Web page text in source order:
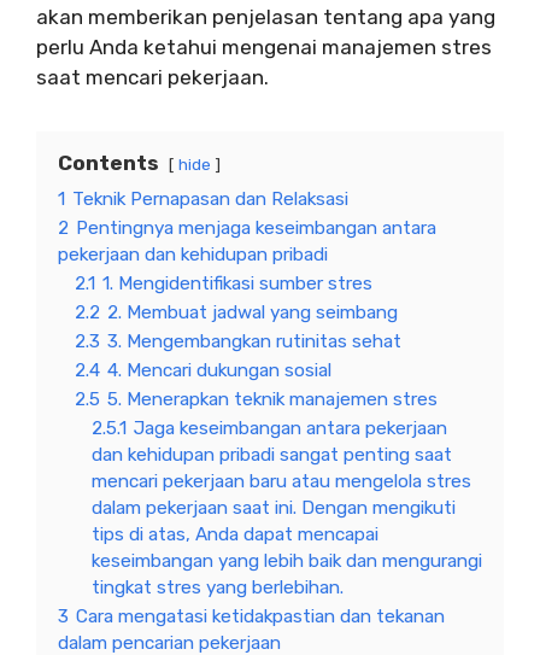
akan memberikan penjelasan tentang apa yang
perlu Anda ketahui mengenai manajemen stres
saat mencari pekerjaan.
Contents hide
1 Teknik Pernapasan dan Relaksasi
2 Pentingnya menjaga keseimbangan antara
pekerjaan dan kehidupan pribadi
2.1 1. Mengidentifikasi sumber stres
2.2 2. Membuat jadwal yang seimbang
2.3 3. Mengembangkan rutinitas sehat
2.4 4. Mencari dukungan sosial
2.5 5. Menerapkan teknik manajemen stres
2.5.1 Jaga keseimbangan antara pekerjaan
dan kehidupan pribadi sangat penting saat
mencari pekerjaan baru atau mengelola stres
dalam pekerjaan saat ini. Dengan mengikuti
tips di atas, Anda dapat mencapai
keseimbangan yang lebih baik dan mengurangi
tingkat stres yang berlebihan.
3 Cara mengatasi ketidakpastian dan tekanan
dalam pencarian pekerjaan